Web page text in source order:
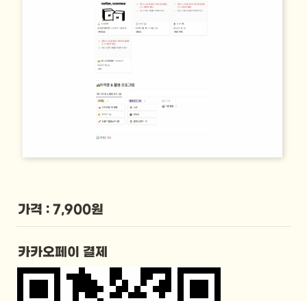
가격 : 7,900원
카카오페이 결제